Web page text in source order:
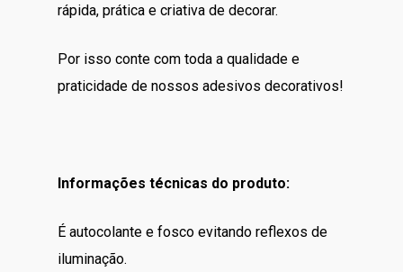
rápida, prática e criativa de decorar.
Por isso conte com toda a qualidade e
praticidade de nossos adesivos decorativos!
Informações técnicas do produto:
É autocolante e fosco evitando reflexos de
iluminação.